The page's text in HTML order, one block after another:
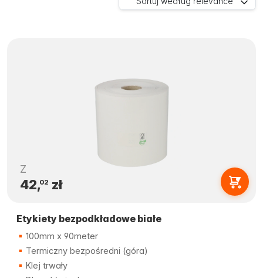
Z
42,02 zł
Etykiety bezpodkładowe białe
100mm x 90meter
Termiczny bezpośredni (góra)
Klej trwały